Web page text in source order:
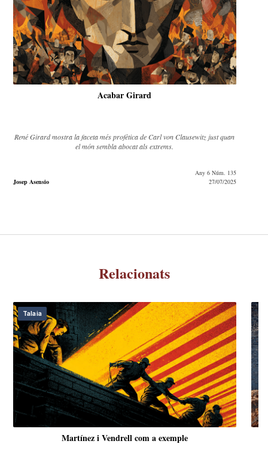
Acabar Girard
René Girard mostra la faceta més profètica de Carl von Clausewitz just quan
el món sembla abocat als extrems.
Josep Asensio
Any 6 Núm. 135
27/07/2025
Relacionats
Talaia
Martínez i Vendrell com a exemple